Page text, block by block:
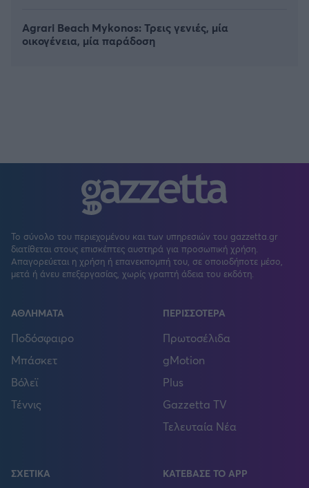
Agrari Beach Mykonos: Τρεις γενιές, μία
οικογένεια, μία παράδοση
Το σύνολο του περιεχομένου και των υπηρεσιών του gazzetta.gr
διατίθεται στους επισκέπτες αυστηρά για προσωπική χρήση.
Απαγορεύεται η χρήση ή επανεκπομπή του, σε οποιοδήποτε μέσο,
μετά ή άνευ επεξεργασίας, χωρίς γραπτή άδεια του εκδότη.
ΑΘΛΗΜΑΤΑ
Ποδόσφαιρο
Μπάσκετ
Βόλεϊ
Τέννις
ΠΕΡΙΣΣΟΤΕΡΑ
Πρωτοσέλιδα
gMotion
Plus
Gazzetta TV
Τελευταία Νέα
ΣΧΕΤΙΚΑ ΚΑΤΕΒΑΣΕ ΤΟ APP